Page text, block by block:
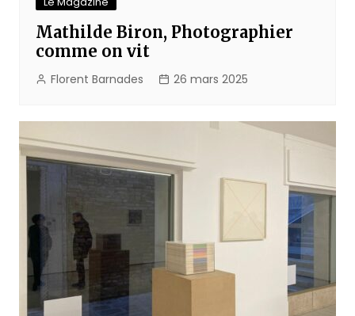
Mathilde Biron, Photographier
comme on vit
Florent Barnades 26 mars 2025